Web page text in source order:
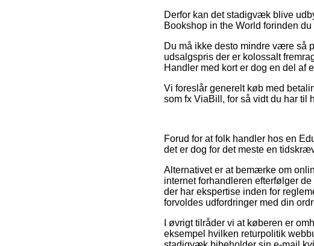
Derfor kan det stadigvæk blive
Bookshop in the World forinden
Du må ikke desto mindre være så
udsalgspris der er kolossalt
Handler med kort er dog en del af
Vi foreslår generelt køb med
som fx ViaBill, for så vidt du har
Forud for at folk handler hos en
det er dog for det meste en
Alternativet er at bemærke om
internet forhandleren efterfølger
der har ekspertise inden for
forvoldes udfordringer med din
I øvrigt tilråder vi at køberen er
eksempel hvilken returpolitik